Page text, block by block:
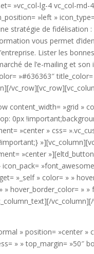
»vc_col-lg-4 vc_col-md-
»left »
stratégie de
vous permet
Lister les
de l’e-mailing et
»#636363″
content_width= »grid »
0px
»center » css=
»center
icon_pack=
»_self » color= » »
hover_border_color= »
» position= »center »
» » top_margin= »50″